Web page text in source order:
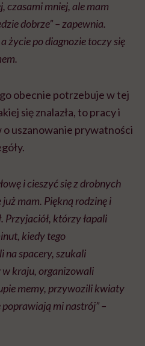
czasami mniej, ale mam
dobrze” – zapewnia.
życie po diagnozie toczy się
obecnie potrzebuje w tej
się znalazła, to pracy i
o uszanowanie prywatności
i cieszyć się z drobnych
mam. Piękną rodzinę i
Przyjaciół, którzy łapali
kiedy tego
na spacery, szukali
kraju, organizowali
memy, przywozili kwiaty
mi nastrój” –